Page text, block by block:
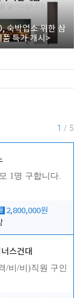
숙박업소 위한 삼
품 특가 개시>
1 / 5
1명 구합니다.
2,800,000원
스건대
/비/비)직원 구인